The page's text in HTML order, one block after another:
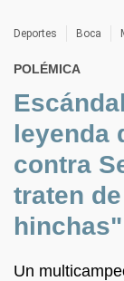
Deportes Boca
POLÉMICA
leyenda
contra
traten
hinchas"
Un